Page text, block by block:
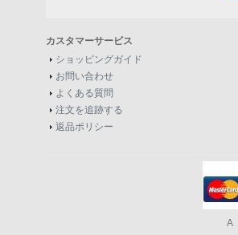
カスタマーサービス
ショッピングガイド
お問い合わせ
よくある質問
注文を追跡する
返品ポリシー
A